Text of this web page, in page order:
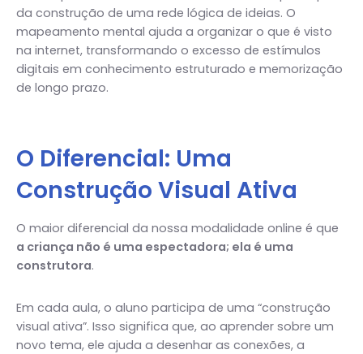
da construção de uma rede lógica de ideias. O
mapeamento mental ajuda a organizar o que é visto
na internet, transformando o excesso de estímulos
digitais em conhecimento estruturado e memorização
de longo prazo.
O Diferencial: Uma
Construção Visual Ativa
O maior diferencial da nossa modalidade online é que
a criança não é uma espectadora; ela é uma
construtora.
Em cada aula, o aluno participa de uma “construção
visual ativa”. Isso significa que, ao aprender sobre um
novo tema, ele ajuda a desenhar as conexões, a